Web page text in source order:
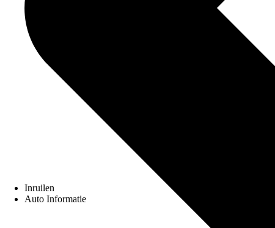
Inruilen
Auto Informatie